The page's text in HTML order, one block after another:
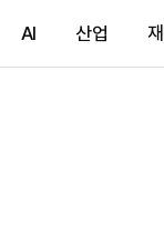
AI 산업